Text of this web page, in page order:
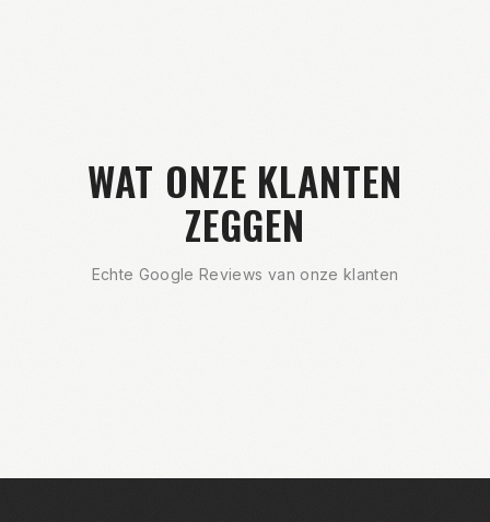
WAT ONZE KLANTEN
ZEGGEN
Echte Google Reviews van onze klanten